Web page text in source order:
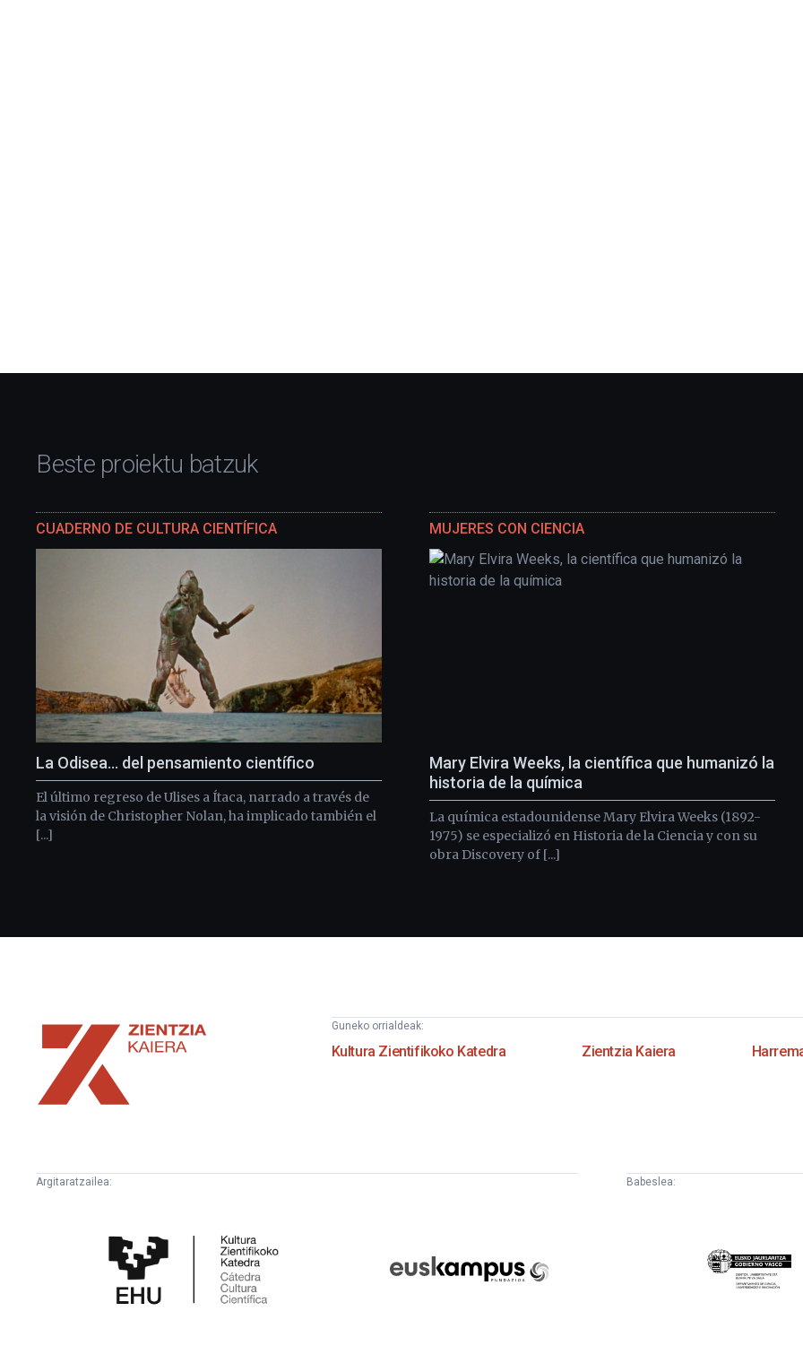
Beste proiektu batzuk
CUADERNO DE CULTURA CIENTÍFICA
La Odisea… del pensamiento científico
El último regreso de Ulises a Ítaca, narrado a través de
la visión de Christopher Nolan, ha implicado también el
[...]
MUJERES CON CIENCIA
Mary Elvira Weeks, la científica que humanizó la
historia de la química
La química estadounidense Mary Elvira Weeks (1892-
1975) se especializó en Historia de la Ciencia y con su
obra Discovery of [...]
Zientzia
Kaiera
Guneko orrialdeak:
Kultura Zientifikoko Katedra Zientzia Kaiera
Argitaratzailea: Babeslea:
-
Lehendakaritza